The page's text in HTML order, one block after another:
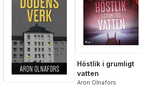
Höstlik i grumligt
vatten
Aron Olnafors